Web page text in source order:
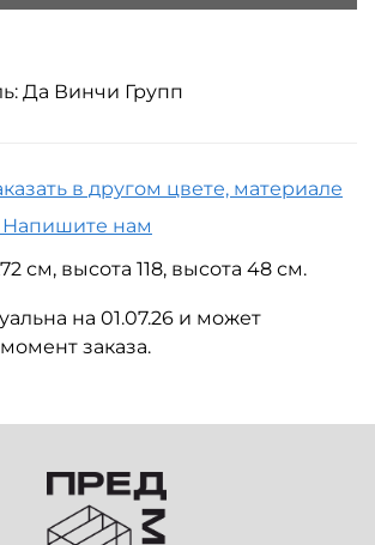
Да Винчи Групп
в другом цвете, материале
нам
см, высота 118, высота 48 см.
на 01.07.26 и может
заказа.